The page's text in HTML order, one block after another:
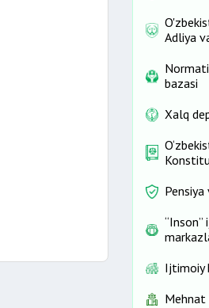
Adliya
bazasi
Xalq
Ijtimoiy